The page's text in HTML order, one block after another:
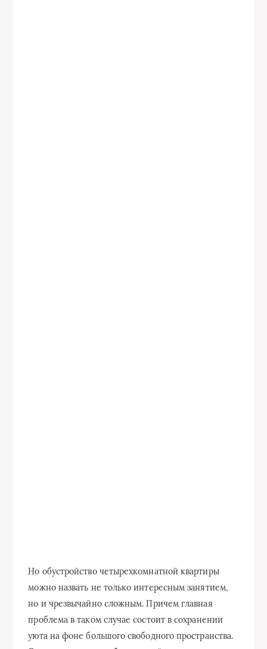
Но обустройство четырехкомнатной квартиры
можно назвать не только интересным занятием,
но и чрезвычайно сложным. Причем главная
проблема в таком случае состоит в сохранении
уюта на фоне большого свободного пространства.